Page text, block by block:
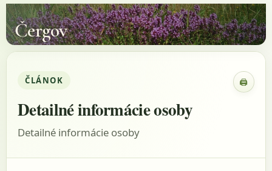
Čergov
ČLÁNOK 🖨
Detailné informácie osoby
Detailné informácie osoby